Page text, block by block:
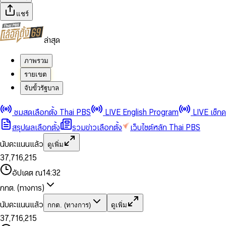
แชร์
ล่าสุด
ภาพรวม
รายเขต
จับขั้วรัฐบาล
ชมสดเลือกตั้ง Thai PBS LIVE English Program
LIVE เช็ก
สรุปผลเลือกตั้ง
รวมข่าวเลือกตั้ง
เว็บไซต์หลัก Thai PBS
นับคะแนนแล้ว
ดูเพิ่ม
0
1
2
3
4
5
6
8
9
2
3
4
5
6
7
8
9
,
0
2
4
6
7
8
9
0
1
2
3
4
5
6
7
8
1
3
5
6
7
8
9
,
1
2
4
5
7
8
9
0
1
3
4
6
7
8
0
2
3
4
5
7
8
อัปเดต ณ14:32
กกต. (ทางการ)
นับคะแนนแล้ว
กกต. (ทางการ) ดูเพิ่ม
0
1
2
3
0
1
2
4
5
6
7,
0
1
2
4
6
7
0
1
0
1
3
5
6,
1
2
0
1
0
2
3
4
5